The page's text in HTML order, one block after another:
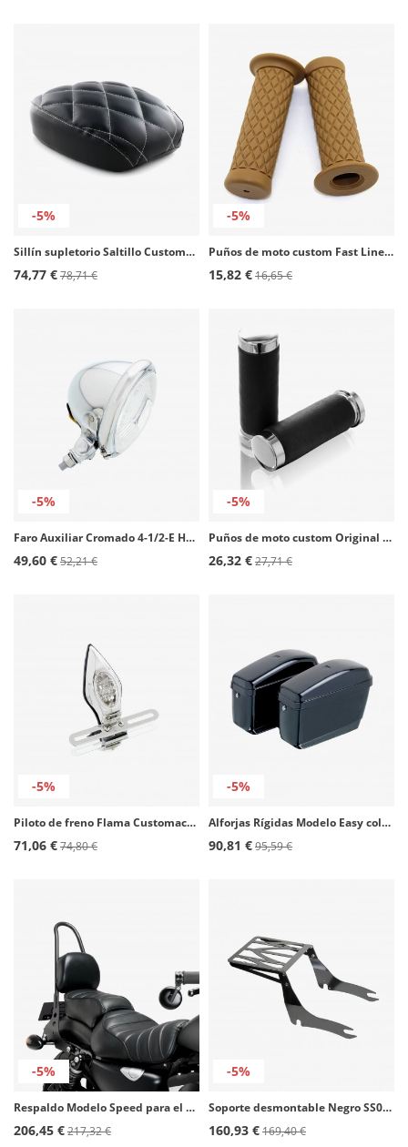
-5%
Sillín supletorio Saltillo Customacces Negro SI0009N
74,77 €78,71 €
-5%
Puños de moto custom Fast Line color Amarillo de Customacces
15,82 €16,65 €
-5%
Faro Auxiliar Cromado 4-1/2-E Homologado de Ø 115 mm FA0006J de Customacces
49,60 €52,21 €
-5%
Puños de moto custom Original de Customacces
26,32 €27,71 €
-5%
Piloto de freno Flama Customacces PL0001J
71,06 €74,80 €
-5%
Alforjas Rígidas Modelo Easy color Negro de Customacces
90,81 €95,59 €
-5%
Respaldo Modelo Speed para el pasajero para Harley Davidson Sportster 1200, Sportster 883 color Negro de Customacces
206,45 €217,32 €
-5%
Soporte desmontable Negro SS0048N para maletas Customacces
160,93 €169,40 €